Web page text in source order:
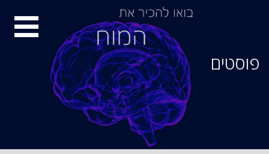
פוסטים